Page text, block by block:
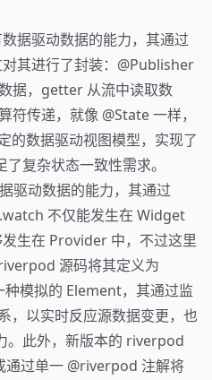
据驱动数据的能力，其通过
其进行了封装：@Publisher
据，getter 从流中读取数
符传递，就像 @State 一样，
的数据驱动视图模型，实现了
复杂状态一致性需求。
驱动数据的能力，其通过
不仅能发生在 Widget
生在 Provider 中，不过这里
源码将其定义为
模拟的 Element，其通过监
，以实时反应源数据变更，也
。此外，新版本的 riverpod
过单一 @riverpod 注解将